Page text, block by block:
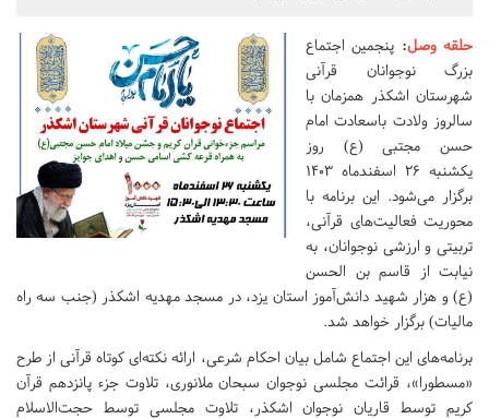
حلقه وصل: پنجمین اجتماع
بزرگ نوجوانان قرآنی
شهرستان اشکذر همزمان با
سالروز ولادت باسعادت امام
حسن مجتبی (ع) روز
یکشنبه ۲۶ اسفندماه ۱۴۰۳
برگزار می‌شود. این برنامه با
محوریت فعالیت‌های قرآنی،
تربیتی و ارزشی نوجوانان، به
نیابت از قاسم بن الحسن
(ع) و هزار شهید دانش‌آموز استان یزد، در مسجد مهدیه اشکذر (جنب سه راه
مالیات) برگزار خواهد شد.
برنامه‌های این اجتماع شامل بیان احکام شرعی، ارائه نکته‌ای کوتاه قرآنی از طرح
«مسطورا»، قرائت مجلسی نوجوان سبحان ملانوری، تلاوت جزء پانزدهم قرآن
کریم توسط قاریان نوجوان اشکذر، تلاوت مجلسی توسط حجت‌الاسلام